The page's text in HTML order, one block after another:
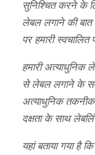
सुनिश्चित करने के
लेबल लगाने की बात
पर हमारी
हमारी
से लेबल लगाने के
अत्याधुनिक तकनीक
दक्षता के साथ
यहां बताया गया है